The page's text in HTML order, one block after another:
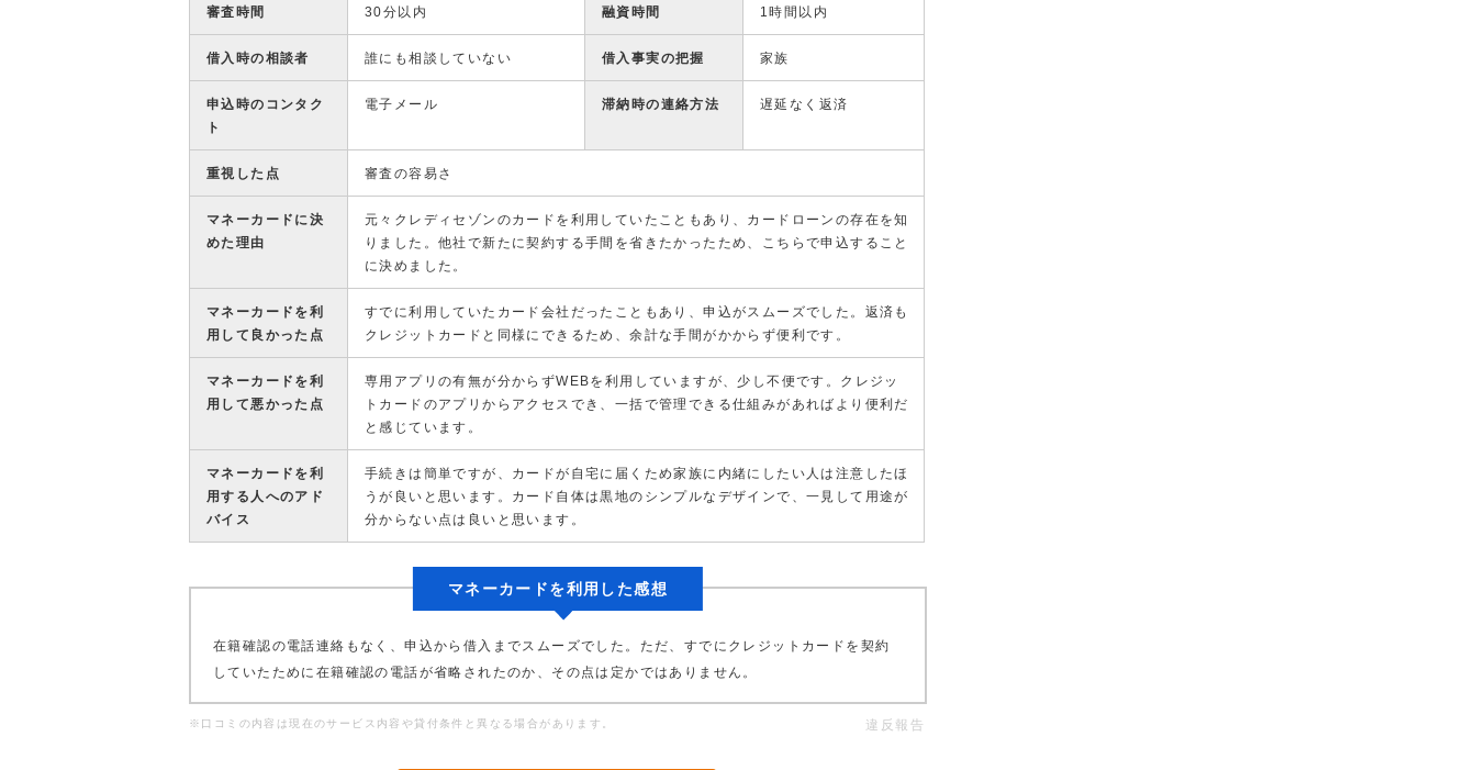
審査時間 30分以内 融資時間 1時間以内
借入時の相談者 誰にも相談していない 借入事実の把握 家族
申込時のコンタク
ト
電子メール 滞納時の連絡方法 遅延なく返済
重視した点 審査の容易さ
マネーカードに決
めた理由
元々クレディセゾンのカードを利用していたこともあり、カードローンの存在を知
りました。他社で新たに契約する手間を省きたかったため、こちらで申込すること
に決めました。
マネーカードを利
用して良かった点
すでに利用していたカード会社だったこともあり、申込がスムーズでした。返済も
クレジットカードと同様にできるため、余計な手間がかからず便利です。
マネーカードを利
用して悪かった点
専用アプリの有無が分からずWEBを利用していますが、少し不便です。クレジッ
トカードのアプリからアクセスでき、一括で管理できる仕組みがあればより便利だ
と感じています。
マネーカードを利
用する人へのアド
バイス
手続きは簡単ですが、カードが自宅に届くため家族に内緒にしたい人は注意したほ
うが良いと思います。カード自体は黒地のシンプルなデザインで、一見して用途が
分からない点は良いと思います。
マネーカードを利用した感想
在籍確認の電話連絡もなく、申込から借入までスムーズでした。ただ、すでにクレジットカードを契約
していたために在籍確認の電話が省略されたのか、その点は定かではありません。
※口コミの内容は現在のサービス内容や貸付条件と異なる場合があります。 違反報告